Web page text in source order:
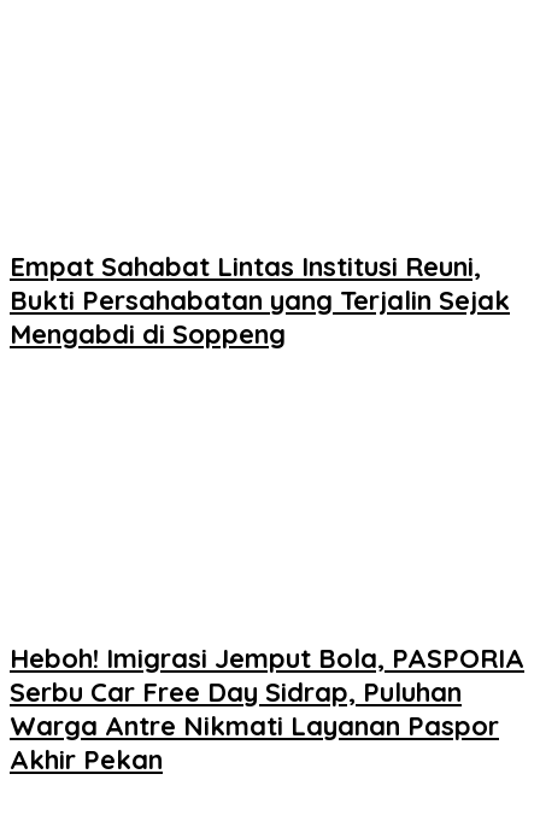
Empat Sahabat Lintas Institusi Reuni,
Bukti Persahabatan yang Terjalin Sejak
Mengabdi di Soppeng
Heboh! Imigrasi Jemput Bola, PASPORIA
Serbu Car Free Day Sidrap, Puluhan
Warga Antre Nikmati Layanan Paspor
Akhir Pekan